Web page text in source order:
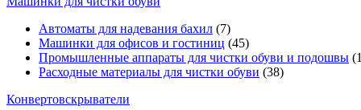
Автоматы для надевания бахил (7)
Машинки для офисов и гостиниц (45)
Промышленные аппараты для чистки обуви и подошвы
Расходные материалы для чистки обуви (38)
Конвертовскрыватели